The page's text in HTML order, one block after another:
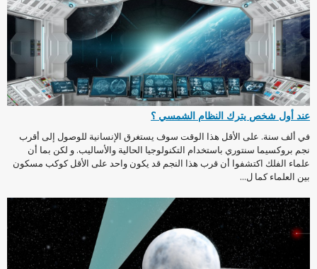
عند أول شخص يترك النظام الشمسي ؟
في ألف سنة. على الأقل هذا الوقت سوف يستغرق الإنسانية للوصول إلى أقرب
نجم بروكسيما سنتوري باستخدام التكنولوجيا الحالية والأساليب. و لكن بما أن
علماء الفلك اكتشفوا أن قرب هذا النجم قد يكون واحد على الأقل كوكب مسكون
بين العلماء كما ل...